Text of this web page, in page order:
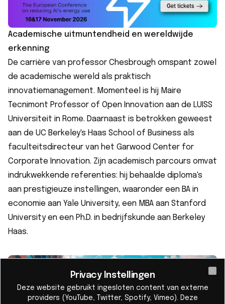
Academische uitmuntendheid en wereldwijde
erkenning
De carrière van professor Chesbrough omspant zowel
de academische wereld als praktisch
innovatiemanagement. Momenteel is hij Maire
Tecnimont Professor of Open Innovation aan de LUISS
Universiteit in Rome. Daarnaast is betrokken geweest
aan de UC Berkeley's Haas School of Business als
faculteitsdirecteur van het Garwood Center for
Corporate Innovation. Zijn academisch parcours omvat
indrukwekkende referenties: hij behaalde diploma's
aan prestigieuze instellingen, waaronder een BA in
economie aan Yale University, een MBA aan Stanford
University en een Ph.D. in bedrijfskunde aan Berkeley
Haas.
Privacy Instellingen
Deze website gebruikt ingesloten content van externe
providers (YouTube, Twitter, Spotify, Vimeo). Deze